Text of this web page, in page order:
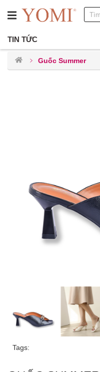
TIN TỨC
Guốc Summer
Tags: